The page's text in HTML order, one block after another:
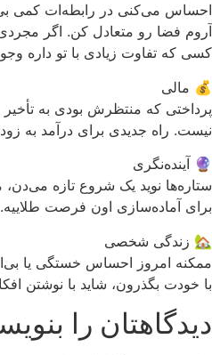
احساس می‌کنی در رابطه‌ات کمی
آروم فضا رو متعادل کن. اگر
کسی که تفاوت زیادی با تو داره
💰 مالی
پرداختی که منتظرش بودی به
نیست. راه جدیدی برای درآمد به
🔮 آینده‌نگری
ستاره‌ها نوید یک شروع تازه می‌دن،
برای آماده‌سازی اون فرصت طلاییه.
🏡 زندگی شخصی
ممکنه امروز احساس خستگی یا
با خودت بگذرون، شاید با نوشتن
دیدگاهتان را